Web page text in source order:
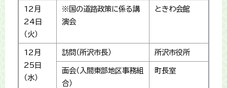
12月
24日
（火）
※国の道路政策に係る講
演会
ときわ会館
12月
25日
（水）
訪問（所沢市長） 所沢市役所
面会（入間東部地区事務組
合）
町長室